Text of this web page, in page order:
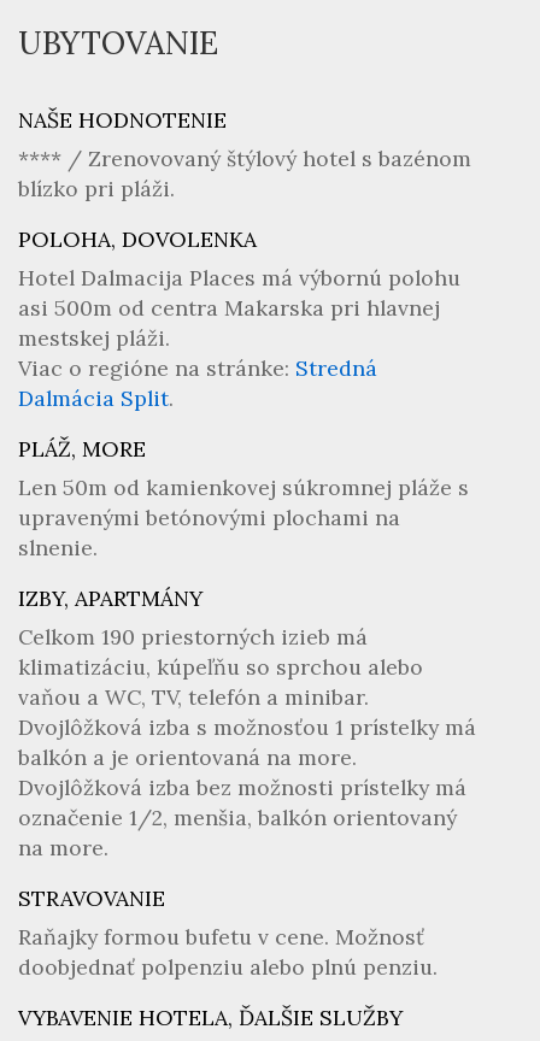
UBYTOVANIE
NAŠE HODNOTENIE
**** / Zrenovovaný štýlový hotel s bazénom
blízko pri pláži.
POLOHA, DOVOLENKA
Hotel Dalmacija Places má výbornú polohu
asi 500m od centra Makarska pri hlavnej
mestskej pláži.
Viac o regióne na stránke: Stredná
Dalmácia Split.
PLÁŽ, MORE
Len 50m od kamienkovej súkromnej pláže s
upravenými betónovými plochami na
slnenie.
IZBY, APARTMÁNY
Celkom 190 priestorných izieb má
klimatizáciu, kúpeľňu so sprchou alebo
vaňou a WC, TV, telefón a minibar.
Dvojlôžková izba s možnosťou 1 prístelky má
balkón a je orientovaná na more.
Dvojlôžková izba bez možnosti prístelky má
označenie 1/2, menšia, balkón orientovaný
na more.
STRAVOVANIE
Raňajky formou bufetu v cene. Možnosť
doobjednať polpenziu alebo plnú penziu.
VYBAVENIE HOTELA, ĎALŠIE SLUŽBY